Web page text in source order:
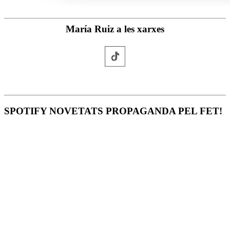
María Ruiz a les xarxes
SPOTIFY NOVETATS PROPAGANDA PEL FET!